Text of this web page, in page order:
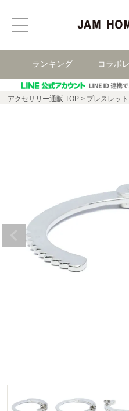
ランキング コラボ
アクセサリー通販 TOP ブレスレッ